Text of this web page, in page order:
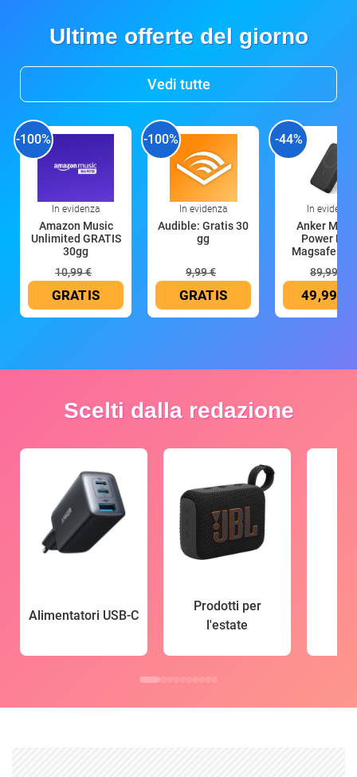
Ultime offerte del giorno
Vedi tutte
-100%
In evidenza
Amazon Music
Unlimited GRATIS
30gg
10,99 €
GRATIS
-100%
In evidenza
Audible: Gratis 30
gg
9,99 €
GRATIS
-44%
In evidenza
Anker
Power
Magsafe
89,99 €
49,99 €
Scelti dalla redazione
Alimentatori USB-C
Prodotti per
l'estate